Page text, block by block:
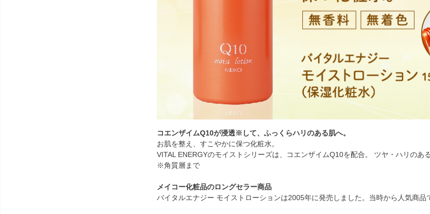
コエンザイムQ10が浸透※して、ふっくらハリのある肌へ。
お肌を整え、すこやかに保つ化粧水。
VITAL ENERGYのモイストシリーズは、コエンザイムQ10を配合。 ツヤ・ハリのあ
※角質層まで
メイコー化粧品のロングセラー商品
バイタルエナジー モイストローションは2005年に発売しました。当時から人気商品